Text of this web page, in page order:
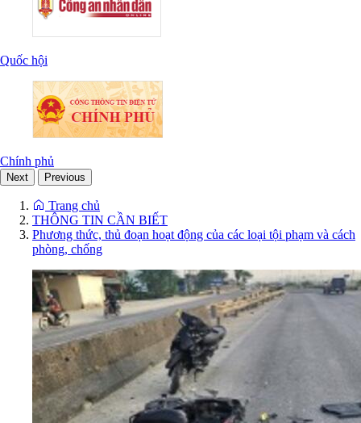
Công an huyện Quan Hóa
Quốc hội
Chính phủ
Next Previous
Trang chủ
THÔNG TIN CẦN BIẾT
Phương thức, thủ đoạn hoạt động của các loại tội phạm và cách
phòng, chống